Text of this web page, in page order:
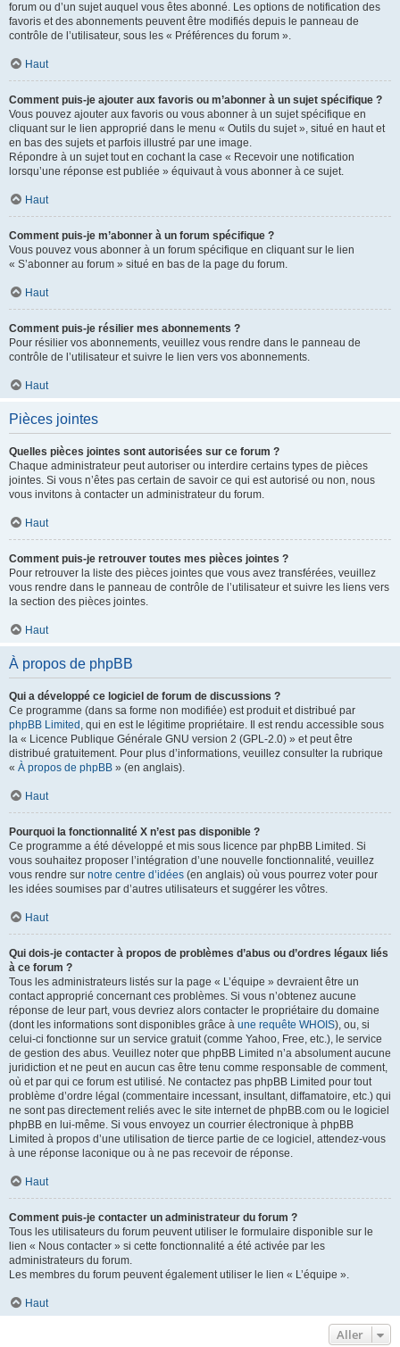
forum ou d’un sujet auquel vous êtes abonné. Les options de notification des
favoris et des abonnements peuvent être modifiés depuis le panneau de
contrôle de l’utilisateur, sous les « Préférences du forum ».
Haut
Comment puis-je ajouter aux favoris ou m’abonner à un sujet spécifique ?
Vous pouvez ajouter aux favoris ou vous abonner à un sujet spécifique en
cliquant sur le lien approprié dans le menu « Outils du sujet », situé en haut et
en bas des sujets et parfois illustré par une image.
Répondre à un sujet tout en cochant la case « Recevoir une notification
lorsqu’une réponse est publiée » équivaut à vous abonner à ce sujet.
Haut
Comment puis-je m’abonner à un forum spécifique ?
Vous pouvez vous abonner à un forum spécifique en cliquant sur le lien
« S’abonner au forum » situé en bas de la page du forum.
Haut
Comment puis-je résilier mes abonnements ?
Pour résilier vos abonnements, veuillez vous rendre dans le panneau de
contrôle de l’utilisateur et suivre le lien vers vos abonnements.
Haut
Pièces jointes
Quelles pièces jointes sont autorisées sur ce forum ?
Chaque administrateur peut autoriser ou interdire certains types de pièces
jointes. Si vous n’êtes pas certain de savoir ce qui est autorisé ou non, nous
vous invitons à contacter un administrateur du forum.
Haut
Comment puis-je retrouver toutes mes pièces jointes ?
Pour retrouver la liste des pièces jointes que vous avez transférées, veuillez
vous rendre dans le panneau de contrôle de l’utilisateur et suivre les liens vers
la section des pièces jointes.
Haut
À propos de phpBB
Qui a développé ce logiciel de forum de discussions ?
Ce programme (dans sa forme non modifiée) est produit et distribué par
phpBB Limited , qui en est le légitime propriétaire. Il est rendu accessible sous
la « Licence Publique Générale GNU version 2 (GPL-2.0) » et peut être
distribué gratuitement. Pour plus d’informations, veuillez consulter la rubrique
« À propos de phpBB » (en anglais).
Haut
Pourquoi la fonctionnalité X n’est pas disponible ?
Ce programme a été développé et mis sous licence par phpBB Limited. Si
vous souhaitez proposer l’intégration d’une nouvelle fonctionnalité, veuillez
vous rendre sur notre centre d’idées (en anglais) où vous pourrez voter pour
les idées soumises par d’autres utilisateurs et suggérer les vôtres.
Haut
Qui dois-je contacter à propos de problèmes d’abus ou d’ordres légaux liés
à ce forum ?
Tous les administrateurs listés sur la page « L’équipe » devraient être un
contact approprié concernant ces problèmes. Si vous n’obtenez aucune
réponse de leur part, vous devriez alors contacter le propriétaire du domaine
(dont les informations sont disponibles grâce à une requête WHOIS), ou, si
celui-ci fonctionne sur un service gratuit (comme Yahoo, Free, etc.), le service
de gestion des abus. Veuillez noter que phpBB Limited n’a absolument aucune
juridiction et ne peut en aucun cas être tenu comme responsable de comment,
où et par qui ce forum est utilisé. Ne contactez pas phpBB Limited pour tout
problème d’ordre légal (commentaire incessant, insultant, diffamatoire, etc.) qui
ne sont pas directement reliés avec le site internet de phpBB.com ou le logiciel
phpBB en lui-même. Si vous envoyez un courrier électronique à phpBB
Limited à propos d’une utilisation de tierce partie de ce logiciel, attendez-vous
à une réponse laconique ou à ne pas recevoir de réponse.
Haut
Comment puis-je contacter un administrateur du forum ?
Tous les utilisateurs du forum peuvent utiliser le formulaire disponible sur le
lien « Nous contacter » si cette fonctionnalité a été activée par les
administrateurs du forum.
Les membres du forum peuvent également utiliser le lien « L’équipe ».
Haut
Aller